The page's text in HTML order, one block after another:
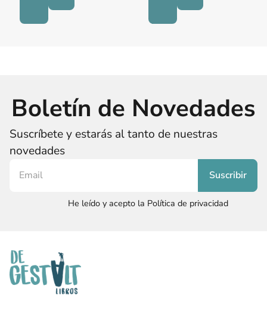
Boletín de Novedades
Suscríbete y estarás al tanto de nuestras
novedades
He leído y acepto la Política de privacidad